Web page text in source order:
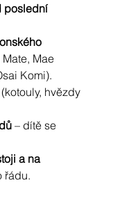
poslední
Mae
Komi).
hvězdy
– dítě se
a na
řádu.